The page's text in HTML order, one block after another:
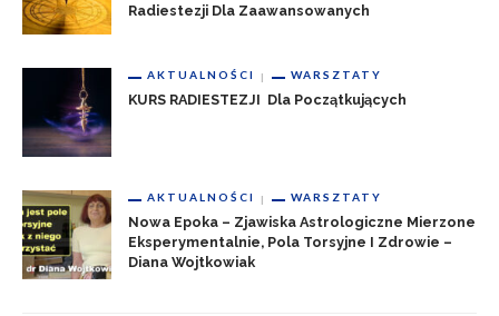
Radiestezji Dla Zaawansowanych
AKTUALNOŚCI WARSZTATY
KURS RADIESTEZJI Dla Początkujących
AKTUALNOŚCI WARSZTATY
Nowa Epoka – Zjawiska Astrologiczne Mierzone
Eksperymentalnie, Pola Torsyjne I Zdrowie –
Diana Wojtkowiak